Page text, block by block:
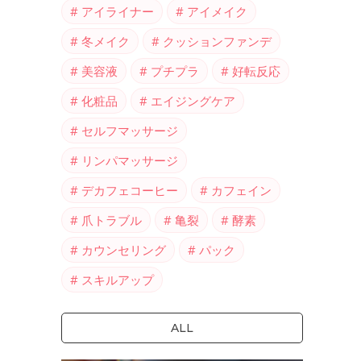
アイライナー
アイメイク
冬メイク
クッションファンデ
美容液
プチプラ
好転反応
化粧品
エイジングケア
セルフマッサージ
リンパマッサージ
デカフェコーヒー
カフェイン
爪トラブル
亀裂
酵素
カウンセリング
パック
スキルアップ
ALL